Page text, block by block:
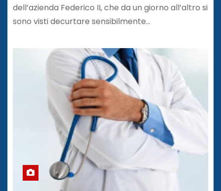
dell’azienda Federico II, che da un giorno all’altro si
sono visti decurtare sensibilmente…